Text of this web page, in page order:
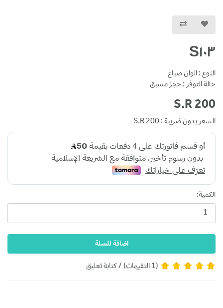
S103
النوع : الوان صباغ
حالة التوفر : حجز مسبق
S.R 200
السعر بدون ضريبة : S.R 200
الكمية:
اضافة للسلة
(1 التقييمات) /كتابة تعليق